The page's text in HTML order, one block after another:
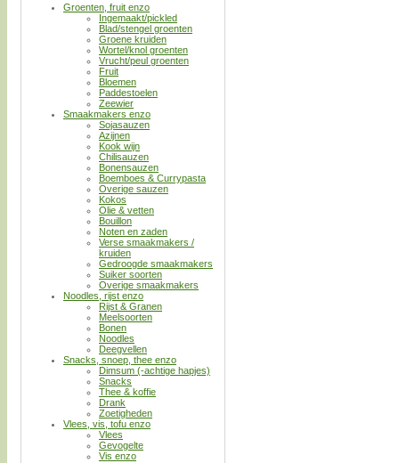
Groenten, fruit enzo
Ingemaakt/pickled
Blad/stengel groenten
Groene kruiden
Wortel/knol groenten
Vrucht/peul groenten
Fruit
Bloemen
Paddestoelen
Zeewier
Smaakmakers enzo
Sojasauzen
Azijnen
Kook wijn
Chilisauzen
Bonensauzen
Boemboes & Currypasta
Overige sauzen
Kokos
Olie & vetten
Bouillon
Noten en zaden
Verse smaakmakers /
kruiden
Gedroogde smaakmakers
Suiker soorten
Overige smaakmakers
Noodles, rijst enzo
Rijst & Granen
Meelsoorten
Bonen
Noodles
Deegvellen
Snacks, snoep, thee enzo
Dimsum (-achtige hapjes)
Snacks
Thee & koffie
Drank
Zoetigheden
Vlees, vis, tofu enzo
Vlees
Gevogelte
Vis enzo